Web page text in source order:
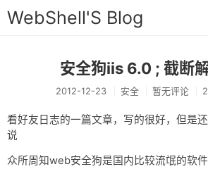
WebShell'S Blog
首页
分类
安全
安全狗iis 6.0 ; 截断
2012-12-23 安全 暂无评论
看好友日志的一篇文章，写的很好，但是
说
众所周知web安全狗是国内比较流氓的软